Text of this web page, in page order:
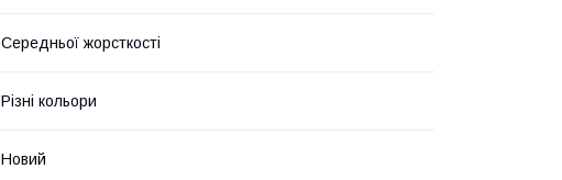
Середньої жорсткості
Різні кольори
Новий